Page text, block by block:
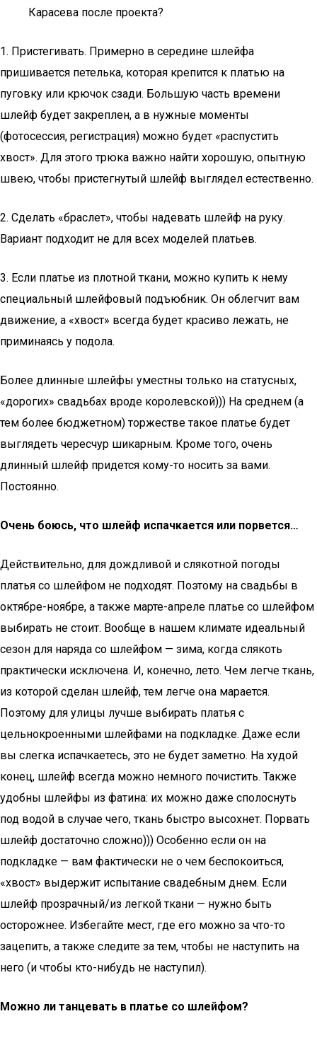
Карасева после проекта?
1. Пристегивать. Примерно в середине шлейфа
пришивается петелька, которая крепится к платью на
пуговку или крючок сзади. Большую часть времени
шлейф будет закреплен, а в нужные моменты
(фотосессия, регистрация) можно будет «распустить
хвост». Для этого трюка важно найти хорошую, опытную
швею, чтобы пристегнутый шлейф выглядел естественно.
2. Сделать «браслет», чтобы надевать шлейф на руку.
Вариант подходит не для всех моделей платьев.
3. Если платье из плотной ткани, можно купить к нему
специальный шлейфовый подъюбник. Он облегчит вам
движение, а «хвост» всегда будет красиво лежать, не
приминаясь у подола.
Более длинные шлейфы уместны только на статусных,
«дорогих» свадьбах вроде королевской))) На среднем (а
тем более бюджетном) торжестве такое платье будет
выглядеть чересчур шикарным. Кроме того, очень
длинный шлейф придется кому-то носить за вами.
Постоянно.
Очень боюсь, что шлейф испачкается или порвется…
Действительно, для дождливой и слякотной погоды
платья со шлейфом не подходят. Поэтому на свадьбы в
октябре-ноябре, а также марте-апреле платье со шлейфом
выбирать не стоит. Вообще в нашем климате идеальный
сезон для наряда со шлейфом — зима, когда слякоть
практически исключена. И, конечно, лето. Чем легче ткань,
из которой сделан шлейф, тем легче она марается.
Поэтому для улицы лучше выбирать платья с
цельнокроенными шлейфами на подкладке. Даже если
вы слегка испачкаетесь, это не будет заметно. На худой
конец, шлейф всегда можно немного почистить. Также
удобны шлейфы из фатина: их можно даже сполоснуть
под водой в случае чего, ткань быстро высохнет. Порвать
шлейф достаточно сложно))) Особенно если он на
подкладке — вам фактически не о чем беспокоиться,
«хвост» выдержит испытание свадебным днем. Если
шлейф прозрачный/из легкой ткани — нужно быть
осторожнее. Избегайте мест, где его можно за что-то
зацепить, а также следите за тем, чтобы не наступить на
него (и чтобы кто-нибудь не наступил).
Можно ли танцевать в платье со шлейфом?